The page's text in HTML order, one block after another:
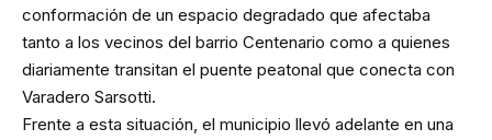
conformación de un espacio degradado que afectaba
tanto a los vecinos del barrio Centenario como a quienes
diariamente transitan el puente peatonal que conecta con
Varadero Sarsotti.
Frente a esta situación, el municipio llevó adelante en una